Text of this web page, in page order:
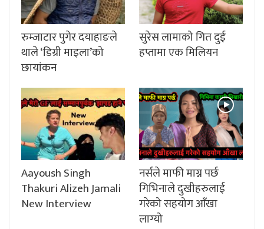
रुम्जाटार पुगेर दयाहाङले
थाले ‘डिग्री माइला’को
छायांकन
सुरेस लामाको गित दुई
हप्तामा एक मिलियन
Aayoush Singh
Thakuri Alizeh Jamali
New Interview
नर्सले माफी माग्न पर्छ
गिभिनाले दुखीहरुलाई
गरेको सहयोग आँखा
लाग्यो